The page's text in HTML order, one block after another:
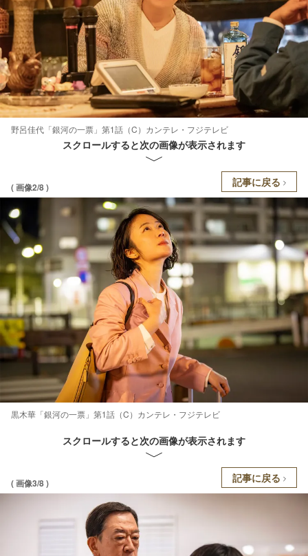
野呂佳代「銀河の一票」第1話（C）カンテレ・フジテレビ
スクロールすると次の画像が表示されます
( 画像2/8 ) 記事に戻る
黒木華「銀河の一票」第1話（C）カンテレ・フジテレビ
スクロールすると次の画像が表示されます
( 画像3/8 ) 記事に戻る